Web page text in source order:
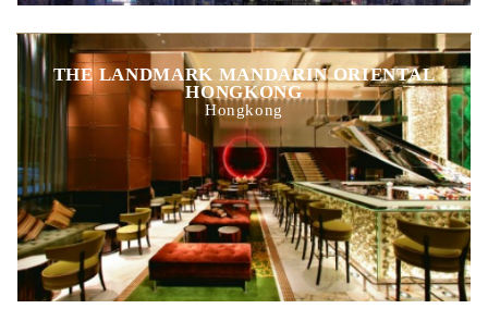
THE LANDMARK MANDARIN ORIENTAL
HONGKONG
Hongkong